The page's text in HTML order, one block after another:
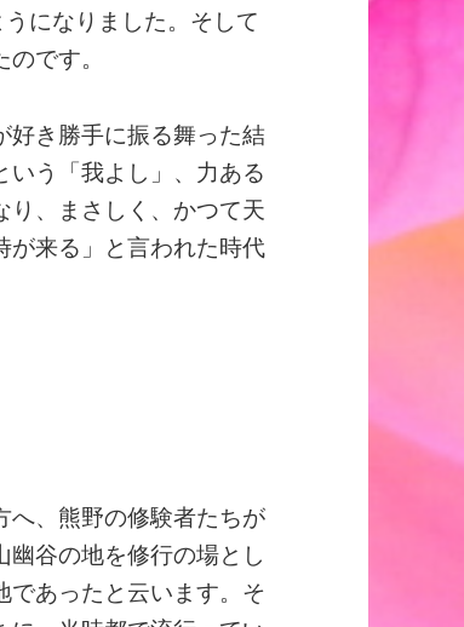
になりました。そして
です。
好き勝手に振る舞った結
う「我よし」、力ある
り、まさしく、かつて天
が来る」と言われた時代
へ、熊野の修験者たちが
谷の地を修行の場とし
であったと云います。そ